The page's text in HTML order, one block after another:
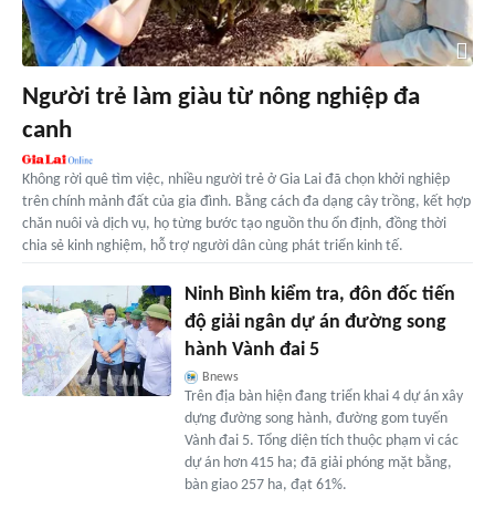
Người trẻ làm giàu từ nông nghiệp đa
canh
Không rời quê tìm việc, nhiều người trẻ ở Gia Lai đã chọn khởi nghiệp
trên chính mảnh đất của gia đình. Bằng cách đa dạng cây trồng, kết hợp
chăn nuôi và dịch vụ, họ từng bước tạo nguồn thu ổn định, đồng thời
chia sẻ kinh nghiệm, hỗ trợ người dân cùng phát triển kinh tế.
Ninh Bình kiểm tra, đôn đốc tiến
độ giải ngân dự án đường song
hành Vành đai 5
Bnews
Trên địa bàn hiện đang triển khai 4 dự án xây
dựng đường song hành, đường gom tuyến
Vành đai 5. Tổng diện tích thuộc phạm vi các
dự án hơn 415 ha; đã giải phóng mặt bằng,
bàn giao 257 ha, đạt 61%.